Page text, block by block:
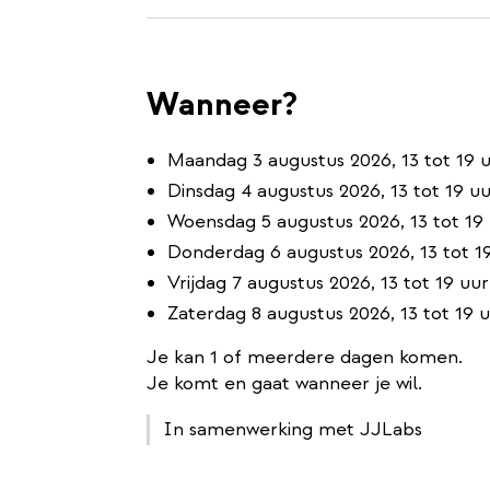
Wanneer?
Maandag 3 augustus 2026, 13 tot 19
Dinsdag 4 augustus 2026, 13 tot 19
Woensdag 5 augustus 2026, 13 tot 19
Donderdag 6 augustus 2026, 13 tot
Vrijdag 7 augustus 2026, 13 tot 19 uur
Zaterdag 8 augustus 2026, 13 tot 19
Je kan 1 of meerdere dagen komen.
Je komt en gaat wanneer je wil.
In samenwerking met JJLabs